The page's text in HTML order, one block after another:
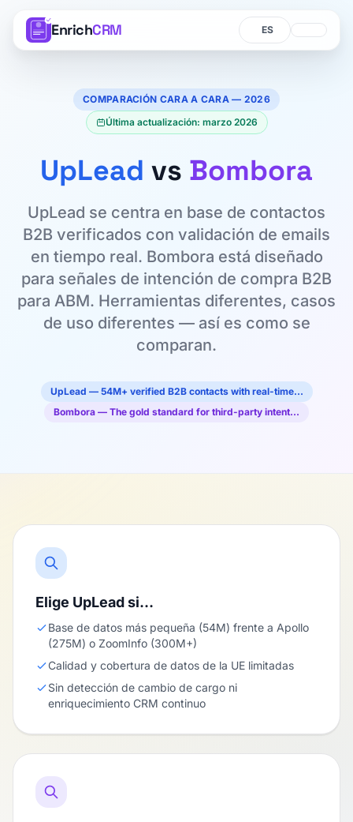
EnrichCRM Idioma
Idioma
COMPARACIÓN CARA A CARA — 2026
Última actualización: marzo 2026
UpLead vs Bombora
UpLead se centra en base de contactos
B2B verificados con validación de emails
en tiempo real. Bombora está diseñado
para señales de intención de compra B2B
para ABM. Herramientas diferentes, casos
de uso diferentes — así es como se
comparan.
UpLead — 54M+ verified B2B contacts with real-time…
Bombora — The gold standard for third-party intent…
Elige UpLead si…
Base de datos más pequeña (54M) frente a Apollo
(275M) o ZoomInfo (300M+)
Calidad y cobertura de datos de la UE limitadas
Sin detección de cambio de cargo ni
enriquecimiento CRM continuo